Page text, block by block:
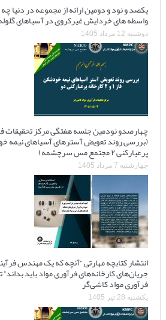
یکصد و نود و دومین ارائه از مجموعه در دنیا
واسطه های خردایش غیرکروی در آسیاهای
دوشنبه 12 مرداد 1405
چهارصدو نودمین جلسه هفتگی مرکز تحقیقات
پرعیارکنی ۲ مجتمع مس سرچشمه)
چهارشنبه 7 مرداد 1405
انتشار کتابچه مهارتی “آنچه که یک مهندس
جریان‌های کارخانه‌های فرآوری مواد باید
فرآوری مواد کاشی‌گر
یکشنبه 28 تیر 1405